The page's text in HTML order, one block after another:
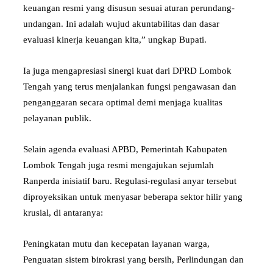
keuangan resmi yang disusun sesuai aturan perundang-
undangan. Ini adalah wujud akuntabilitas dan dasar
evaluasi kinerja keuangan kita,” ungkap Bupati.
Ia juga mengapresiasi sinergi kuat dari DPRD Lombok
Tengah yang terus menjalankan fungsi pengawasan dan
penganggaran secara optimal demi menjaga kualitas
pelayanan publik.
Selain agenda evaluasi APBD, Pemerintah Kabupaten
Lombok Tengah juga resmi mengajukan sejumlah
Ranperda inisiatif baru. Regulasi-regulasi anyar tersebut
diproyeksikan untuk menyasar beberapa sektor hilir yang
krusial, di antaranya:
Peningkatan mutu dan kecepatan layanan warga,
Penguatan sistem birokrasi yang bersih, Perlindungan dan